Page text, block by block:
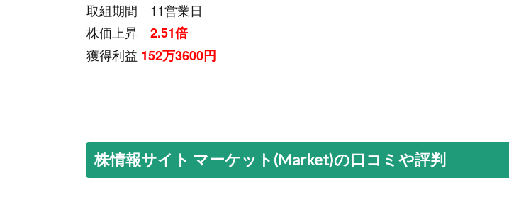
取組期間 11営業日
株価上昇 2.51倍
獲得利益 152万3600円
株情報サイト マーケット(Market)の口コミや評判